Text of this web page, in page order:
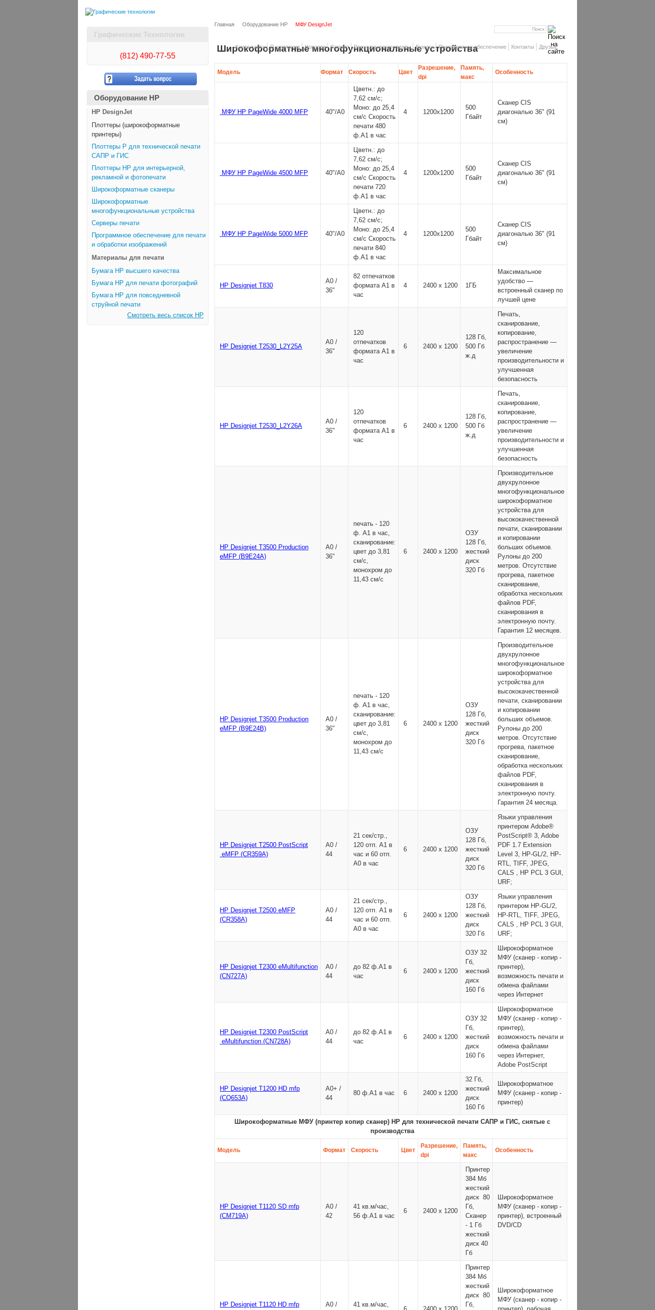
Карта сайта О компании Новости Сервис Расходные материалы Бумага Программное обеспечение Контакты Друзья
Графические Технологии
(812) 490-77-55
Оборудование HP
HP DesignJet
Плоттеры (широкоформатные
принтеры)
Плоттеры Р для технической печати
САПР и ГИС
Плоттеры НР для интерьерной,
рекламной и фотопечати
Широкоформатные сканеры
Широкоформатные
многофункциональные устройства
Серверы печати
Программное обеспечение для печати
и обработки изображений
Материалы для печати
Бумага HP высшего качества
Бумага HP для печати фотографий
Бумага HP для повседневной
струйной печати
Смотреть весь список HP
Главная Оборудование HP МФУ DesignJet
Широкоформатные многофункциональные устройства
Модель Формат Скорость Цвет
Разрешение,
dpi
Память,
макс
Особенность
МФУ HP PageWide 4000 MFP 40"/A0
Цветн.: до
7,62 см/с;
Моно: до 25,4
см/с Скорость
печати 480
ф.А1 в час
4 1200x1200
500
Гбайт
Сканер CIS
диагональю 36" (91
см)
МФУ HP PageWide 4500 MFP 40"/A0
Цветн.: до
7,62 см/с;
Моно: до 25,4
см/с Скорость
печати 720
ф.А1 в час
4 1200x1200
500
Гбайт
Сканер CIS
диагональю 36" (91
см)
МФУ HP PageWide 5000 MFP 40"/A0
Цветн.: до
7,62 см/с;
Моно: до 25,4
см/с Скорость
печати 840
ф.А1 в час
4 1200x1200
500
Гбайт
Сканер CIS
диагональю 36" (91
см)
HP Designjet T830
А0 /
36"
82 отпечатков
формата A1 в
час
4 2400 x 1200 1ГБ
Максимальное
удобство —
встроенный сканер по
лучшей цене
HP Designjet T2530_L2Y25A
А0 /
36"
120
отпечатков
формата A1 в
час
6 2400 x 1200
128 Гб,
500 Гб
ж.д
Печать,
сканирование,
копирование,
распространение —
увеличение
производительности и
улучшенная
безопасность
HP Designjet T2530_L2Y26A
А0 /
36"
120
отпечатков
формата A1 в
час
6 2400 x 1200
128 Гб,
500 Гб
ж.д
Печать,
сканирование,
копирование,
распространение —
увеличение
производительности и
улучшенная
безопасность
HP Designjet T3500 Production
eMFP (B9E24A)
А0 /
36"
печать - 120
ф. A1 в час,
сканирование:
цвет до 3,81
см/с,
монохром до
11,43 см/с
6 2400 x 1200
ОЗУ
128 Гб,
жесткий
диск
320 Гб
Производительное
двухрулонное
многофункциональное
широкоформатное
устройства для
высококачественной
печати, сканировании
и копировании
больших объемов.
Рулоны до 200
метров. Отсутствие
прогрева, пакетное
сканирование,
обработка нескольких
файлов PDF,
сканирования в
электронную почту.
Гарантия 12 месяцев.
HP Designjet T3500 Production
eMFP (B9E24B)
А0 /
36"
печать - 120
ф. A1 в час,
сканирование:
цвет до 3,81
см/с,
монохром до
11,43 см/с
6 2400 x 1200
ОЗУ
128 Гб,
жесткий
диск
320 Гб
Производительное
двухрулонное
многофункциональное
широкоформатное
устройства для
высококачественной
печати, сканировании
и копировании
больших объемов.
Рулоны до 200
метров. Отсутствие
прогрева, пакетное
сканирование,
обработка нескольких
файлов PDF,
сканирования в
электронную почту.
Гарантия 24 месяца.
HP Designjet T2500 PostScript
eMFP (CR359A)
А0 /
44
21 сек/стр.,
120 отп. A1 в
час и 60 отп.
A0 в час
6 2400 x 1200
ОЗУ
128 Гб,
жесткий
диск
320 Гб
Языки управления
принтером Adobe®
PostScript® 3, Adobe
PDF 1.7 Extension
Level 3, HP-GL/2, HP-
RTL, TIFF, JPEG,
CALS , HP PCL 3 GUI,
URF;
HP Designjet T2500 eMFP
(CR358A)
А0 /
44
21 сек/стр.,
120 отп. A1 в
час и 60 отп.
A0 в час
6 2400 x 1200
ОЗУ
128 Гб,
жесткий
диск
320 Гб
Языки управления
принтером HP-GL/2,
HP-RTL, TIFF, JPEG,
CALS , HP PCL 3 GUI,
URF;
HP Designjet T2300 eMultifunction
(CN727A)
А0 /
44
до 82 ф.А1 в
час
6 2400 x 1200
ОЗУ 32
Гб,
жесткий
диск
160 Гб
Широкоформатное
МФУ (сканер - копир -
принтер),
возможность печати и
обмена файлами
через Интернет
HP Designjet T2300 PostScript
eMultifunction (CN728A)
А0 /
44
до 82 ф.А1 в
час
6 2400 x 1200
ОЗУ 32
Гб,
жесткий
диск
160 Гб
Широкоформатное
МФУ (сканер - копир -
принтер),
возможность печати и
обмена файлами
через Интернет,
Adobe PostScript
HP Designjet T1200 HD mfp
(CQ653A)
A0+ /
44
80 ф.А1 в час 6 2400 x 1200
32 Гб,
жесткий
диск
160 Гб
Широкоформатное
МФУ (сканер - копир -
принтер)
Широкоформатные МФУ (принтер копир сканер) НР для технической печати САПР и ГИС, снятые с
производства
Модель Формат Скорость Цвет
Разрешение,
dpi
Память,
макс
Особенность
HP Designjet T1120 SD mfp
(CM719A)
A0 /
42
41 кв.м/час,
56 ф.А1 в час
6 2400 x 1200
Принтер
384 Мб
жесткий
диск 80
Гб,
Сканер
- 1 Гб
жесткий
диск 40
Гб
Широкоформатное
МФУ (сканер - копир -
принтер), встроенный
DVD/CD
HP Designjet T1120 HD mfp A0 / 41 кв.м/час,
Принтер
384 Мб
жесткий
диск 80
Гб,
Широкоформатное
МФУ (сканер - копир -